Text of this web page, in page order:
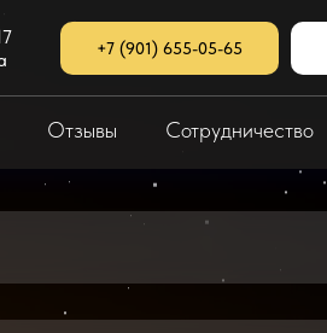
+7 (901) 655-05-65
Отзывы Сотрудничество